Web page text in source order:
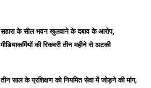
सहारा के सील भवन खुलवाने के दबाव के आरोप,
मीडियाकर्मियों की रिकवरी तीन महीने से अटकी
तीन साल के प्रशिक्षण को नियमित सेवा में जोड़ने की मांग,